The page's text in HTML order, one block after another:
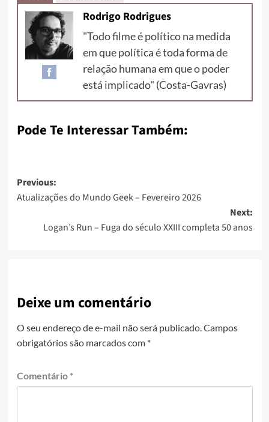
Rodrigo Rodrigues
"Todo filme é político na medida
em que política é toda forma de
relação humana em que o poder
está implicado" (Costa-Gavras)
Pode Te Interessar Também:
Previous:
Atualizações do Mundo Geek – Fevereiro 2026
Next:
Logan’s Run – Fuga do século XXIII completa 50 anos
Deixe um comentário
O seu endereço de e-mail não será publicado. Campos
obrigatórios são marcados com *
Comentário *